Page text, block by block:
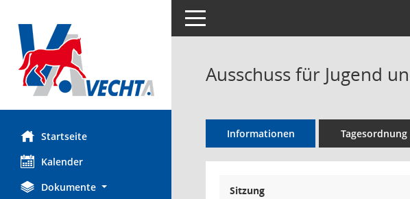
Startseite
Kalender
Dokumente
Toggle navigation
Ausschuss für Jugend
Informationen Tagesordnung
Sitzung